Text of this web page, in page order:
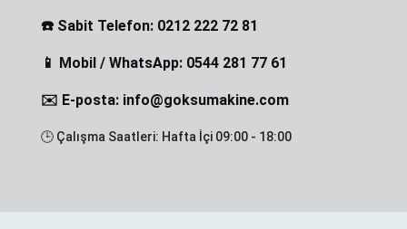
☎️ Sabit Telefon: 0212 222 72 81
📱 Mobil / WhatsApp: 0544 281 77 61
✉️ E-posta: info@goksumakine.com
🕒 Çalışma Saatleri: Hafta İçi 09:00 - 18:00